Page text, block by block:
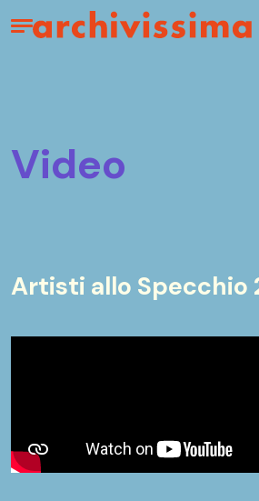
Home page
Apri il menu
video
Artisti allo Specchio